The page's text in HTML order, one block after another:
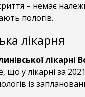
– немає
пологів.
лікарня
лікарні
що у лікарні за
із